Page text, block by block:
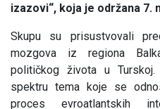
izazovi“, koja je održana 7.
Skupu su prisustvovali
mozgova iz regiona
političkog života u Turskoj.
spektru tema koje se
proces evroatlantskih